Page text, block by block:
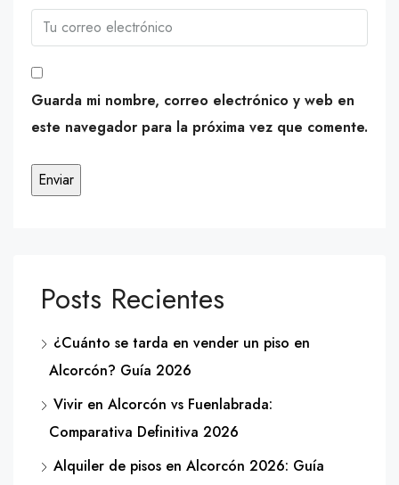
Guarda mi nombre, correo electrónico y web en
este navegador para la próxima vez que comente.
Posts Recientes
¿Cuánto se tarda en vender un piso en
Alcorcón? Guía 2026
Vivir en Alcorcón vs Fuenlabrada:
Comparativa Definitiva 2026
Alquiler de pisos en Alcorcón 2026: Guía